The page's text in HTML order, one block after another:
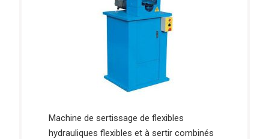
Machine de sertissage de flexibles
hydrauliques flexibles et à sertir combinés